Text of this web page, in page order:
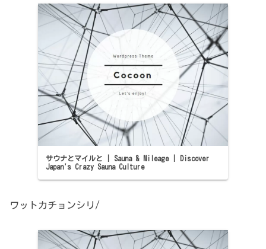
サウナとマイルと | Sauna & Mileage | Discover
Japan's Crazy Sauna Culture
ワットカチョンシリ/